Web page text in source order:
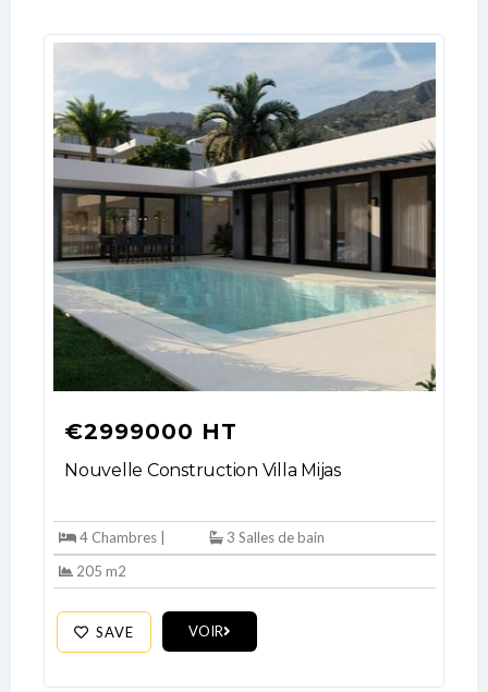
€2999000 HT
Nouvelle Construction Villa Mijas
4 Chambres |
3 Salles de bain
205 m2
SAVE VOIR